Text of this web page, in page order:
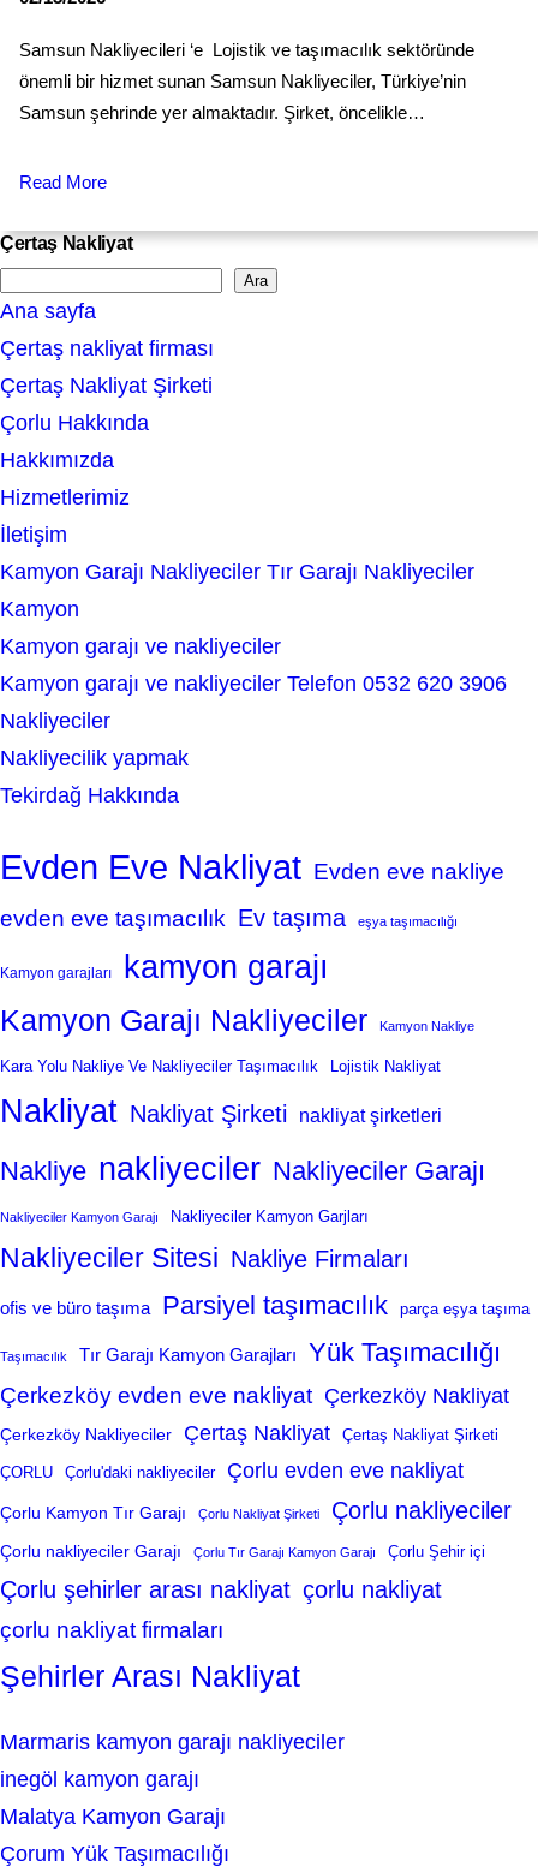
Samsun Nakliyecileri ‘e Lojistik ve taşımacılık sektöründe
önemli bir hizmet sunan Samsun Nakliyeciler, Türkiye’nin
Samsun şehrinde yer almaktadır. Şirket, öncelikle…
Read More
Çertaş Nakliyat
e
a
r
c
h
Ara
Ana sayfa
Çertaş nakliyat firması
Çertaş Nakliyat Şirketi
Çorlu Hakkında
Hakkımızda
Hizmetlerimiz
İletişim
Kamyon Garajı Nakliyeciler Tır Garajı Nakliyeciler
Kamyon
Kamyon garajı ve nakliyeciler
Kamyon garajı ve nakliyeciler Telefon 0532 620 3906
Nakliyeciler
Nakliyecilik yapmak
Tekirdağ Hakkında
Evden Eve Nakliyat Evden eve nakliye
evden eve taşımacılık Ev taşıma eşya taşımacılığı
Kamyon garajları kamyon garajı
Kamyon Garajı Nakliyeciler Kamyon Nakliye
Kara Yolu Nakliye Ve Nakliyeciler Taşımacılık Lojistik Nakliyat
Nakliyat Nakliyat Şirketi nakliyat şirketleri
Nakliye nakliyeciler Nakliyeciler Garajı
Nakliyeciler Kamyon Garajı Nakliyeciler Kamyon Garjları
Nakliyeciler Sitesi Nakliye Firmaları
ofis ve büro taşıma Parsiyel taşımacılık parça eşya taşıma
Taşımacılık Tır Garajı Kamyon Garajları Yük Taşımacılığı
Çerkezköy evden eve nakliyat Çerkezköy Nakliyat
Çerkezköy Nakliyeciler Çertaş Nakliyat Çertaş Nakliyat Şirketi
ÇORLU Çorlu'daki nakliyeciler Çorlu evden eve nakliyat
Çorlu Kamyon Tır Garajı Çorlu Nakliyat Şirketi Çorlu nakliyeciler
Çorlu nakliyeciler Garajı Çorlu Tır Garajı Kamyon Garajı Çorlu Şehir içi
Çorlu şehirler arası nakliyat çorlu nakliyat
çorlu nakliyat firmaları
Şehirler Arası Nakliyat
Marmaris kamyon garajı nakliyeciler
inegöl kamyon garajı
Malatya Kamyon Garajı
Çorum Yük Taşımacılığı